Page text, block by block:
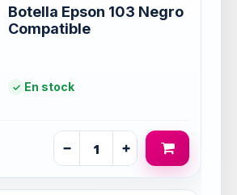
Botella Epson 103 Negro
Compatible
En stock
− +